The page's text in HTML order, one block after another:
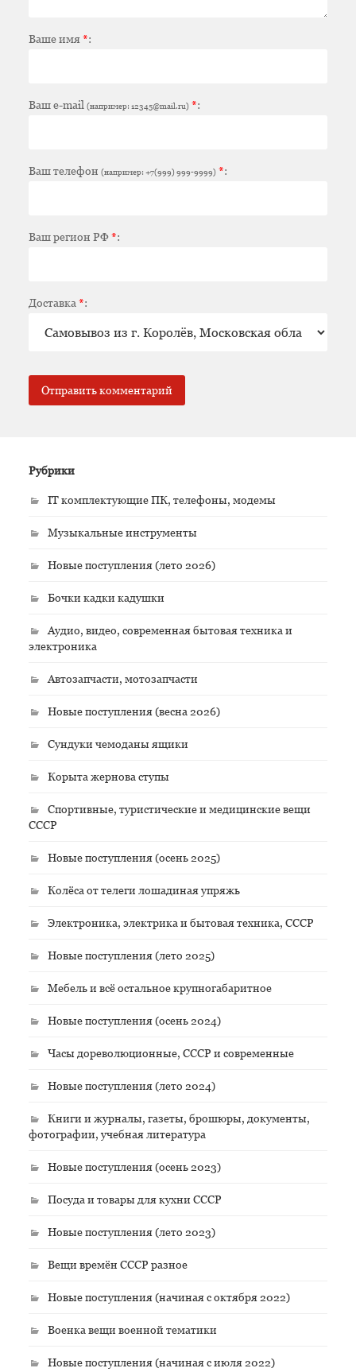
Ваше имя*:
Ваш e-mail (например: 12345@mail.ru) *:
Ваш телефон (например: +7(999) 999-9999) *:
Ваш регион РФ*:
Доставка *:
Рубрики
IT комплектующие ПК, телефоны, модемы
Музыкальные инструменты
Новые поступления (лето 2026)
Бочки кадки кадушки
Аудио, видео, современная бытовая техника и
электроника
Автозапчасти, мотозапчасти
Новые поступления (весна 2026)
Сундуки чемоданы ящики
Корыта жернова ступы
Спортивные, туристические и медицинские вещи
СССР
Новые поступления (осень 2025)
Колёса от телеги лошадиная упряжь
Электроника, электрика и бытовая техника, СССР
Новые поступления (лето 2025)
Мебель и всё остальное крупногабаритное
Новые поступления (осень 2024)
Часы дореволюционные, СССР и современные
Новые поступления (лето 2024)
Книги и журналы, газеты, брошюры, документы,
фотографии, учебная литература
Новые поступления (осень 2023)
Посуда и товары для кухни СССР
Новые поступления (лето 2023)
Вещи времён СССР разное
Новые поступления (начиная с октября 2022)
Военка вещи военной тематики
Новые поступления (начиная с июля 2022)